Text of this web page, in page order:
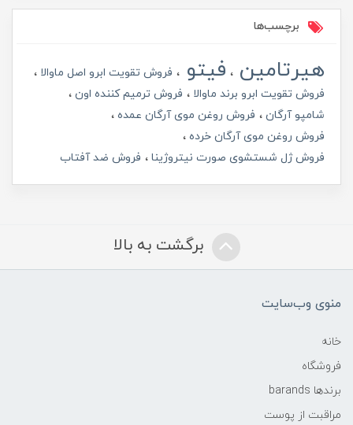
برچسب‌ها
هیرتامین فیتو
فروش تقویت ابرو اصل ماوالا
فروش تقویت ابرو برند ماوالا
فروش ترمیم کننده اون
شامپو آرگان
فروش روغن موی آرگان عمده
فروش روغن موی آرگان خرده
فروش ژل شستشوی صورت نیتروژینا
فروش ضد آفتاب
برگشت به بالا
منوی وب‌سایت
خانه
فروشگاه
برندها barands
مراقبت از پوست